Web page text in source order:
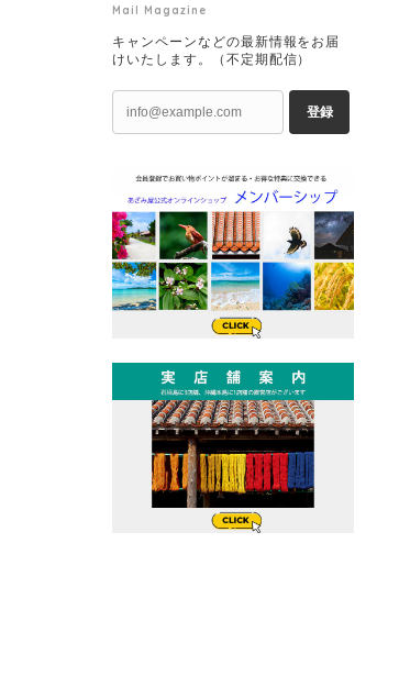
Mail Magazine
キャンペーンなどの最新情報をお届
けいたします。（不定期配信）
登録